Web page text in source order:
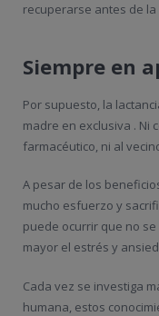
recuperarse antes de
Siempre en
Por supuesto, la
madre en exclusiva . Ni
farmacéutico, ni al
A pesar de los
mucho esfuerzo y
puede ocurrir que no
mayor el estrés y
Cada vez se investiga
humana, estos